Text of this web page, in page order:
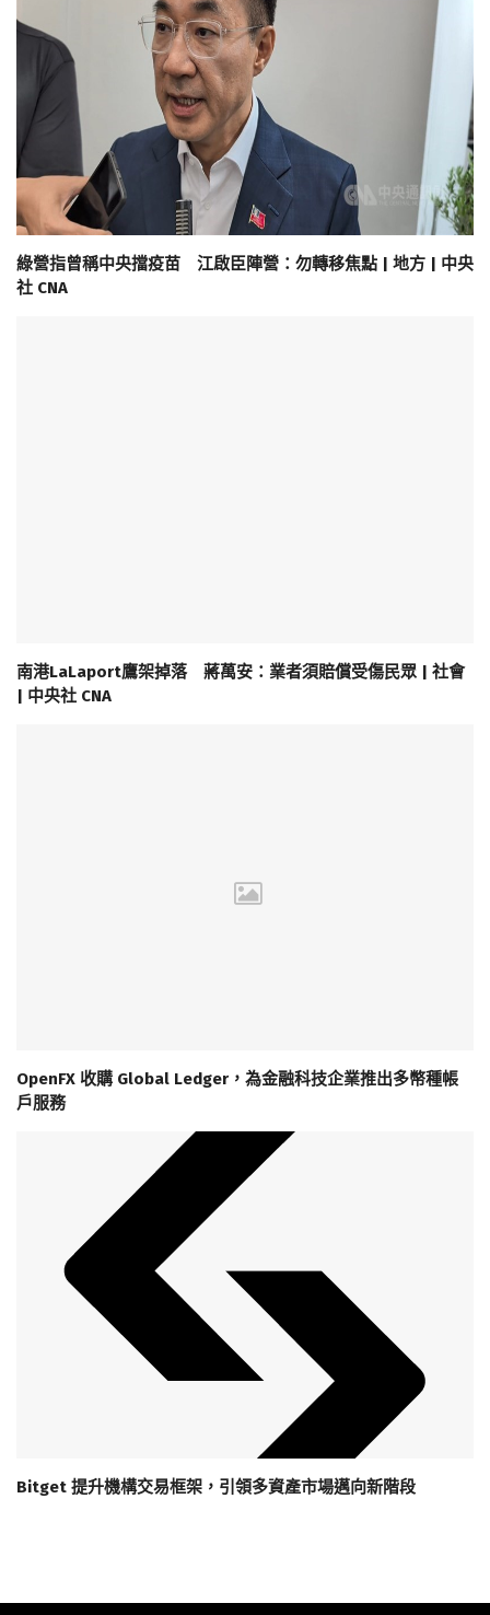
綠營指曾稱中央擋疫苗 江啟臣陣營：勿轉移焦點 | 地方 | 中央
社 CNA
南港LaLaport鷹架掉落 蔣萬安：業者須賠償受傷民眾 | 社會
| 中央社 CNA
OpenFX 收購 Global Ledger，為金融科技企業推出多幣種帳
戶服務
Bitget 提升機構交易框架，引領多資產市場邁向新階段